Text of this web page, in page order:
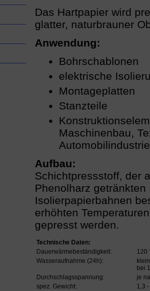
Das Hartpapier wird
glatter, naturbrauner
Anwendung:
Bohrschablonen
elektrische
Montageplatten
Stanzteile
Maschinenbau,
Automobilindustrie
Aufbau:
Schichtpressstoff, der
Phenolharz getränkten
Isolierpapierbahnen
erhöhten
gepresst werden.
Technische Daten:
Dauerwärmebeständigkeit:
120
Wasseraufnahme (24h):
bei
Durchschlagsspannung:
je
spez. Gewicht:
1,3